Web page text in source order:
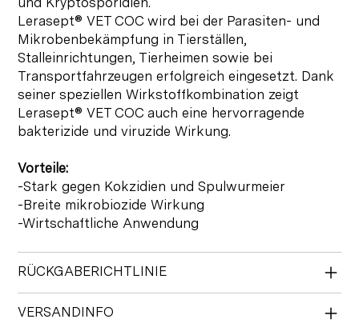
Lerasept® VET COC wird bei der Parasiten- und
Mikrobenbekämpfung in Tierställen,
Stalleinrichtungen, Tierheimen sowie bei
Transportfahrzeugen erfolgreich eingesetzt. Dank
seiner speziellen Wirkstoffkombination zeigt
Lerasept® VET COC auch eine hervorragende
bakterizide und viruzide Wirkung.
Vorteile:
-Stark gegen Kokzidien und Spulwurmeier
-Breite mikrobiozide Wirkung
-Wirtschaftliche Anwendung
RÜCKGABERICHTLINIE
VERSANDINFO